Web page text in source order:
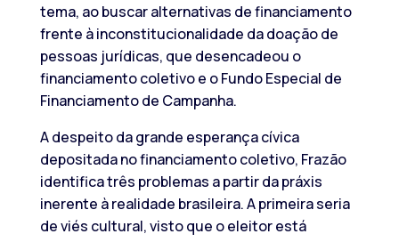
tema, ao buscar alternativas de financiamento
frente à inconstitucionalidade da doação de
pessoas jurídicas, que desencadeou o
financiamento coletivo e o Fundo Especial de
Financiamento de Campanha.
A despeito da grande esperança cívica
depositada no financiamento coletivo, Frazão
identifica três problemas a partir da práxis
inerente à realidade brasileira. A primeira seria
de viés cultural, visto que o eleitor está